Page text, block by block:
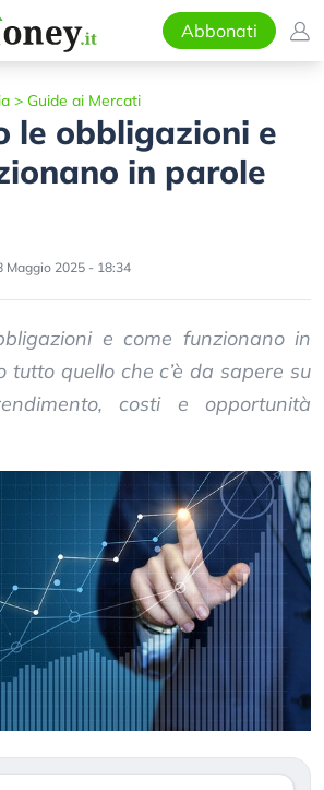
Abbonati
> Guide ai Mercati
le obbligazioni e
in parole
Maggio 2025 - 18:34
e come funzionano in
tutto quello che c’è da sapere su
costi e opportunità